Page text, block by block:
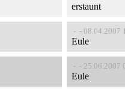
erstaunt
- - 08.04.2007
Eule
- - 25.06.2007
Eule